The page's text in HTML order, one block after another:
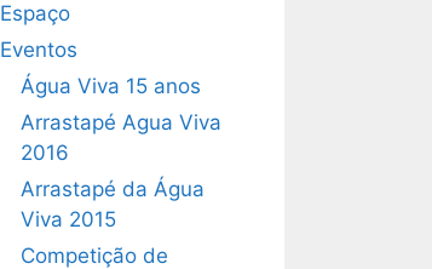
Espaço
Eventos
Água Viva 15 anos
Arrastapé Agua Viva
2016
Arrastapé da Água
Viva 2015
Competição de